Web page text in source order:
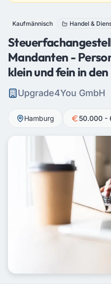
Kaufmännisch Handel &
Mandanten -
klein und fein in
Upgrade4You GmbH
Hamburg 50.000 -